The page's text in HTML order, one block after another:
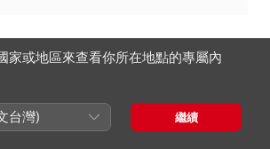
KUSS, EIN MADEL
mocht ich ewig
Dajos Béla und sein
3:01
家或地區來查看你所在地點的專屬內
台灣) 繼續